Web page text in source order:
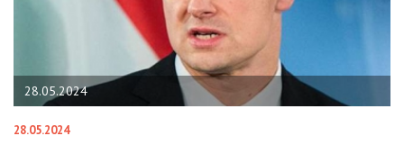
28.05.2024
28.05.2024